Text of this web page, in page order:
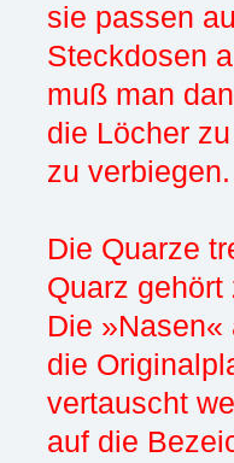
sie passen
Steckdosen
muß man
die Löcher
zu verbiegen.
Die Quarze
Quarz
Die
die
vertauscht
auf die